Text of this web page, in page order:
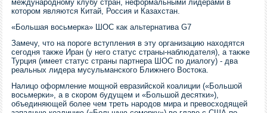
международному клубу стран, неформальными лидерами в
котором являются Китай, Россия и Казахстан.
«Большая восьмерка» ШОС как альтернатива G7
Замечу, что на пороге вступления в эту организацию находятся
сегодня также Иран (у него статус страны-наблюдателя), а также
Турция (имеет статус страны партнера ШОС по диалогу) - два
реальных лидера мусульманского Ближнего Востока.
Налицо оформление мощной евразийской коалиции («Большой
восьмерки», а в скором будущем и «Большой десятки»),
объединяющей более чем треть народов мира и превосходящей